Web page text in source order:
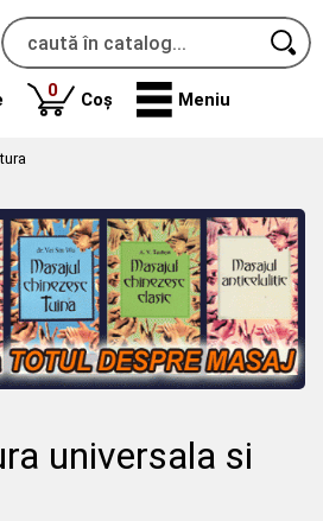
0produse
Coș Meniu
universala si